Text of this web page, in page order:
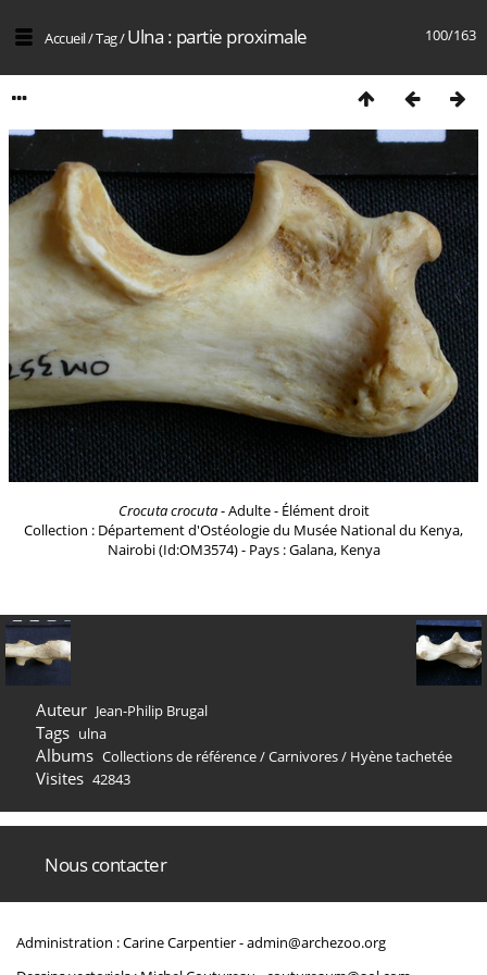
100/163
Accueil/Tag/Ulna : partie proximale
Crocuta crocuta- Adulte - Élément droit
Collection : Département d'Ostéologie du Musée National du Kenya,
Nairobi (Id:OM3574) - Pays : Galana, Kenya
Auteur Jean-Philip Brugal
Tags ulna
Albums Collections de référence/Carnivores/ Hyène tachetée
Visites 42843
Nous contacter
Administration : Carine Carpentier -admin@archezoo.org